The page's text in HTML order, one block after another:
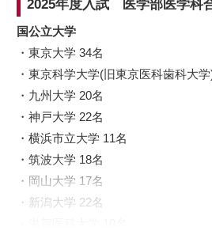
2025年度入試 医学部医学科
国公立大学
東京大学 34名
東京科学大学(旧東京医科歯科大学
九州大学 20名
神戸大学 22名
横浜市立大学 11名
筑波大学 18名
岡山大学 17名
新潟大学 22名